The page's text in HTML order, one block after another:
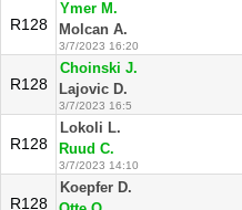
R128
Ymer M.
Molcan A.
3/7/2023 16:20
R128
Choinski J.
Lajovic D.
3/7/2023 16:5
R128
Lokoli L.
Ruud C.
3/7/2023 14:10
R128
Koepfer D.